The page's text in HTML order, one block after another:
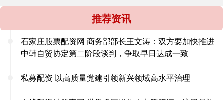
推荐资讯
石家庄股票配资网 商务部部长王文涛：双方要加快推进
中韩自贸协定第二阶段谈判，争取早日达成一致
私募配资 以高质量党建引领新兴领域高水平治理